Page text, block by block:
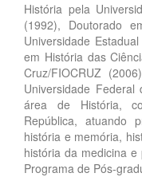
História pela
(1992), Doutorado
Universidade
em História das
Cruz/FIOCRUZ
Universidade
área de História,
República, atuando
história e memória,
história da medicina
Programa de Pós-